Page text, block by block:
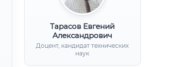
Тарасов Евгений
Александрович
Доцент, кандидат технических
наук